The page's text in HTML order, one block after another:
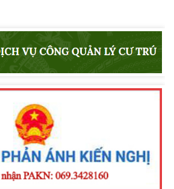
nước
tỉnh Lâm Đồng thi đua thực hiện “Kỷ
luật nhất - Trung thành nhất - Gần dân
nhất”